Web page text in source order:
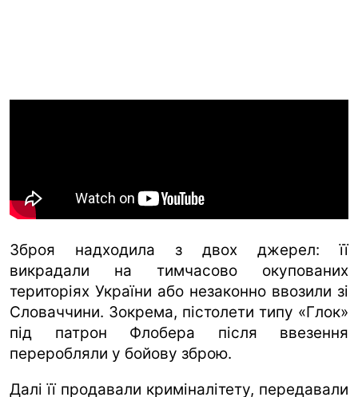
Зброя надходила з двох джерел: її
викрадали на тимчасово окупованих
територіях України або незаконно ввозили зі
Словаччини. Зокрема, пістолети типу «Глок»
під патрон Флобера після ввезення
переробляли у бойову зброю.
Далі її продавали криміналітету, передавали